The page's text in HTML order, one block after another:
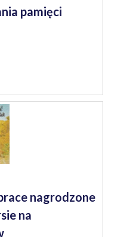
pamięci
nagrodzone
na